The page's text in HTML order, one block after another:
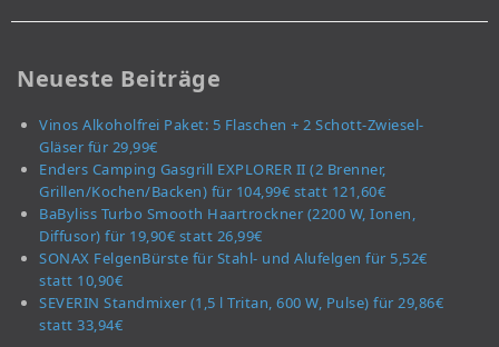
Neueste Beiträge
Vinos Alkoholfrei Paket: 5 Flaschen + 2 Schott-Zwiesel-
Gläser für 29,99€
Enders Camping Gasgrill EXPLORER II (2 Brenner,
Grillen/Kochen/Backen) für 104,99€ statt 121,60€
BaByliss Turbo Smooth Haartrockner (2200 W, Ionen,
Diffusor) für 19,90€ statt 26,99€
SONAX FelgenBürste für Stahl- und Alufelgen für 5,52€
statt 10,90€
SEVERIN Standmixer (1,5 l Tritan, 600 W, Pulse) für 29,86€
statt 33,94€